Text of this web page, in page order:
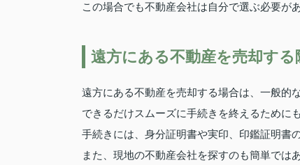
この場合でも不動産会社は自分で選ぶ必要が
遠方にある不動産を売却する
遠方にある不動産を売却する場合は、一般的
できるだけスムーズに手続きを終えるために
手続きには、身分証明書や実印、印鑑証明書
また、現地の不動産会社を探すのも簡単では